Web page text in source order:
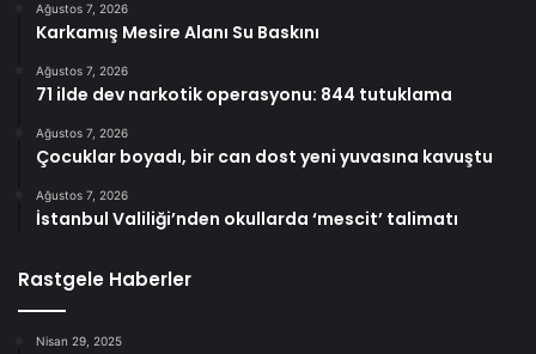
Ağustos 7, 2026
Karkamış Mesire Alanı Su Baskını
Ağustos 7, 2026
71 ilde dev narkotik operasyonu: 844 tutuklama
Ağustos 7, 2026
Çocuklar boyadı, bir can dost yeni yuvasına kavuştu
Ağustos 7, 2026
İstanbul Valiliği’nden okullarda ‘mescit’ talimatı
Rastgele Haberler
Nisan 29, 2025